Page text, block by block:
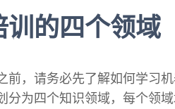
训的四个领域
前，请务必先了解如何学习
分为四个知识领域，每个领